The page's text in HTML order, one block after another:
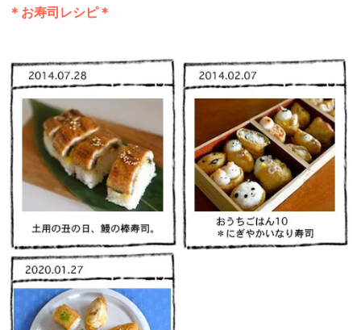
＊お寿司レシピ＊